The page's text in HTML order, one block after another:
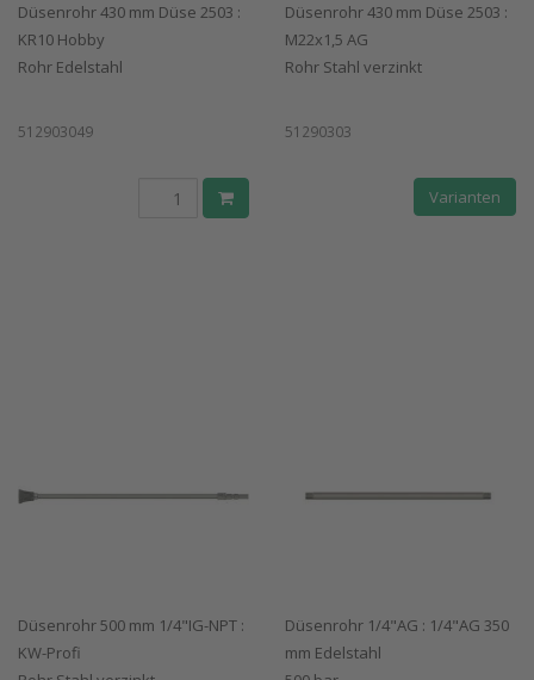
Düsenrohr 430 mm Düse 2503 :
KR10 Hobby
Rohr Edelstahl
512903049
Düsenrohr 430 mm Düse 2503 :
M22x1,5 AG
Rohr Stahl verzinkt
51290303
Varianten
Düsenrohr 500 mm 1/4"IG-NPT :
KW-Profi
Düsenrohr 1/4"AG : 1/4"AG 350
mm Edelstahl